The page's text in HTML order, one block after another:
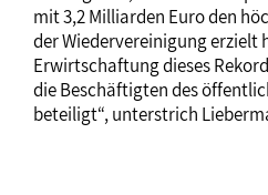
mit 3,2 Milliarden Euro den
der Wiedervereinigung erzielt
Erwirtschaftung dieses
die Beschäftigten des
beteiligt“, unterstrich